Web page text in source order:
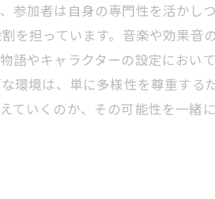
参加者は自身の専門性を活かし
担っています。音楽や効果音
語やキャラクターの設定におい
環境は、単に多様性を尊重する
ていくのか、その可能性を一緒